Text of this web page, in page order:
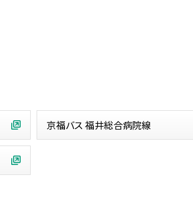
京福バス 福井総合病院線